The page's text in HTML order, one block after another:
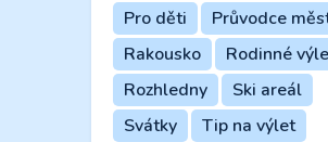
Pro děti
Průvodce
Rakousko
Rodinné
Rozhledny
Ski areál
Svátky
Tip na výlet